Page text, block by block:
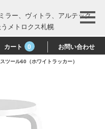
カート 0 お問い合わせ
スツール60（ホワイトラッカー）